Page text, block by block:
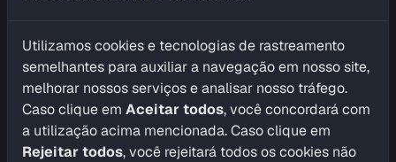
Consultar pela Latitude e
Longitude
Geocodificação Reversa
Utilizamos cookies e tecnologias de rastreamento
semelhantes para auxiliar a navegação em nosso site,
melhorar nossos serviços e analisar nosso tráfego.
Caso clique em Aceitar todos, você concordará com
a utilização acima mencionada. Caso clique em
Rejeitar todos, você rejeitará todos os cookies não